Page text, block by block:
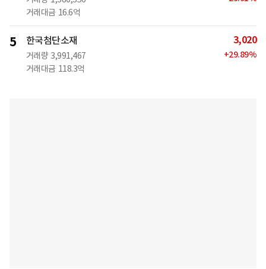
거래대금 16.6억
5 한국첨단소재
거래량 3,991,467
거래대금 118.3억
3,020
+29.89%